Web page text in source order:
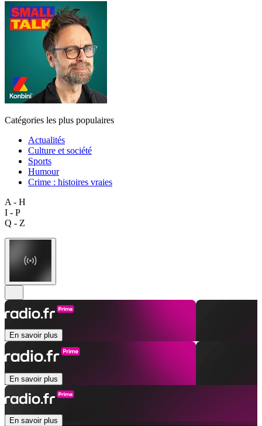
Catégories les plus populaires
Actualités
Culture et société
Sports
Humour
Crime : histoires vraies
A - H
I - P
Q - Z
En savoir plus
En savoir plus
En savoir plus